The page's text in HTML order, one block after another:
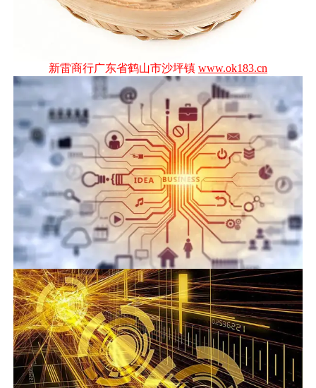
新雷商行广东省鹤山市沙坪镇 www.ok183.cn